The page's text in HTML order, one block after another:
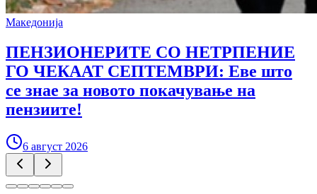
Македонија
ПЕНЗИОНЕРИТЕ СО НЕТРПЕНИЕ
ГО ЧЕКААТ СЕПТЕМВРИ: Еве што
се знае за новото покачување на
пензиите!
6 август 2026